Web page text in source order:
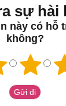
sự hài
này có hỗ
không?